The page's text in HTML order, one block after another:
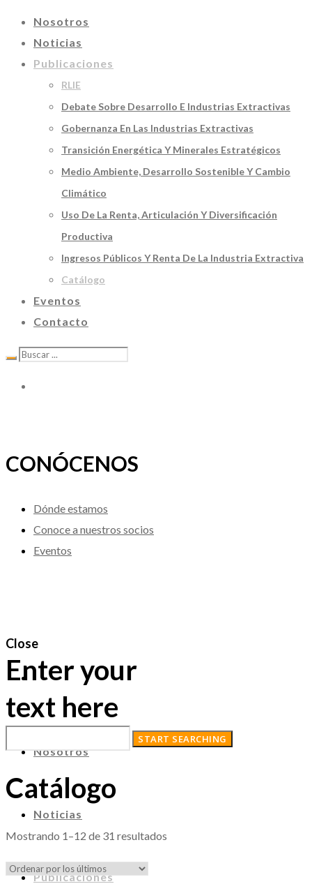
Nosotros
Noticias
Publicaciones
RLIE
Debate Sobre Desarrollo E Industrias Extractivas
Gobernanza En Las Industrias Extractivas
Transición Energética Y Minerales Estratégicos
Medio Ambiente, Desarrollo Sostenible Y Cambio
Climático
Uso De La Renta, Articulación Y Diversificación
Productiva
Ingresos Públicos Y Renta De La Industria Extractiva
Catálogo
Eventos
Contacto
CONÓCENOS
Dónde estamos
Conoce a nuestros socios
Eventos
Nosotros
Noticias
Publicaciones
Close
Enter your
text here
Catálogo
Mostrando 1–12 de 31 resultados